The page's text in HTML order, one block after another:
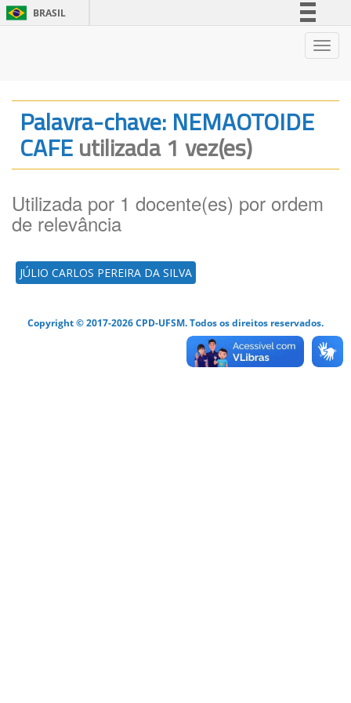
BRASIL
Legislação
Canais
Palavra-chave: NEMAOTOIDE
CAFEutilizada 1 vez(es)
Utilizada por 1 docente(es) por ordem
de relevância
JÚLIO CARLOS PEREIRA DA SILVA
Copyright © 2017-2026 CPD-UFSM. Todos os direitos reservados.